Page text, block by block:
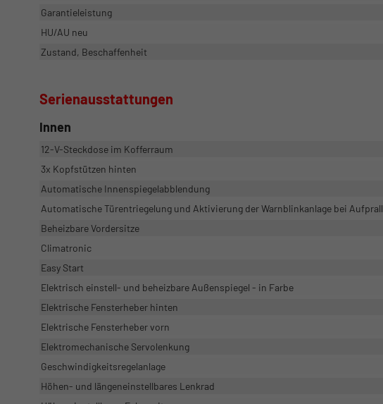
Garantieleistung
HU/AU neu
Zustand, Beschaffenheit
Serienausstattungen
Innen
12-V-Steckdose im Kofferraum
3x Kopfstützen hinten
Automatische Innenspiegelabblendung
Automatische Türentriegelung und Aktivierung der Warnblinkanlage bei Aufprall
Beheizbare Vordersitze
Climatronic
Easy Start
Elektrisch einstell- und beheizbare Außenspiegel - in Farbe
Elektrische Fensterheber hinten
Elektrische Fensterheber vorn
Elektromechanische Servolenkung
Geschwindigkeitsregelanlage
Höhen- und längeneinstellbares Lenkrad